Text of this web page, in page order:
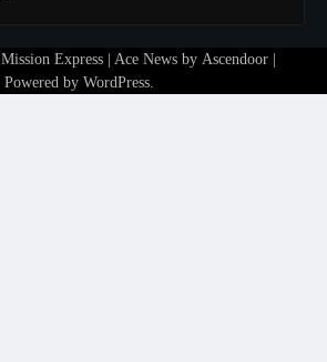
Mission Express | Ace News by Ascendoor |
Powered by WordPress.